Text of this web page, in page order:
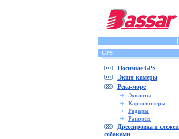
GPS
Носимые GPS
Экшн-камеры
Река-море
Эхолоты
Картплоттеры
Радары
Panoptix
Дрессировка и
собаками